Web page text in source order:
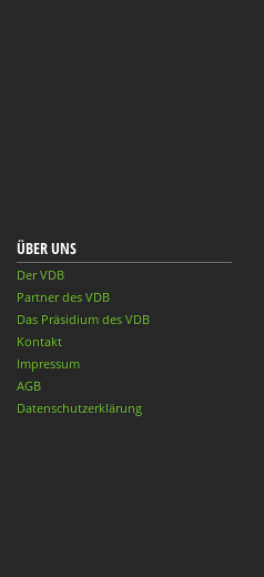
ÜBER UNS
Der VDB
Partner des VDB
Das Präsidium des VDB
Kontakt
Impressum
AGB
Datenschutzerklärung